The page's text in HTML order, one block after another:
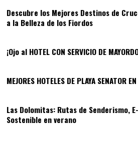
Descubre los Mejores Destinos de
a la Belleza de los Fiordos
¡Ojo al HOTEL CON SERVICIO DE
MEJORES HOTELES DE PLAYA SENATOR
Las Dolomitas: Rutas de Senderismo,
Sostenible en verano